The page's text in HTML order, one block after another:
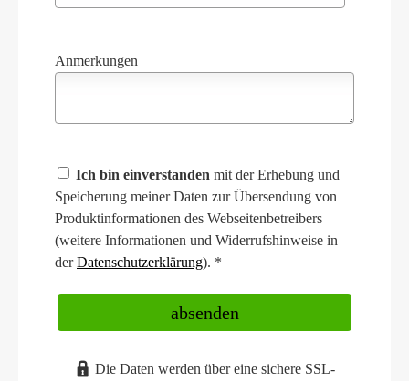
Anmerkungen
Ich bin einverstanden mit der Erhebung und
Speicherung meiner Daten zur Übersendung von
Produktinformationen des Webseitenbetreibers
(weitere Informationen und Widerrufshinweise in
derDatenschutzerklärung). *
absenden
Die Daten werden über eine sichere SSL-